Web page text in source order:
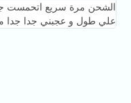
الشحن مرة سريع اتحمست
علي طول و عجبني جدا جدا